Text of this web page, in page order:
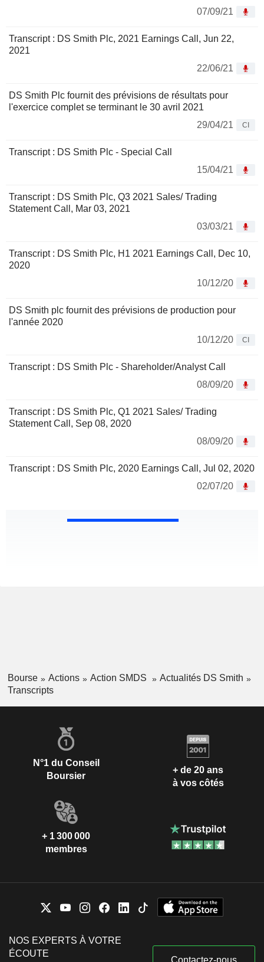
07/09/21
Transcript : DS Smith Plc, 2021 Earnings Call, Jun 22,
2021
22/06/21
DS Smith Plc fournit des prévisions de résultats pour
l'exercice complet se terminant le 30 avril 2021
29/04/21
CI
Transcript : DS Smith Plc - Special Call
15/04/21
Transcript : DS Smith Plc, Q3 2021 Sales/ Trading
Statement Call, Mar 03, 2021
03/03/21
Transcript : DS Smith Plc, H1 2021 Earnings Call, Dec 10,
2020
10/12/20
DS Smith plc fournit des prévisions de production pour
l'année 2020
10/12/20
CI
Transcript : DS Smith Plc - Shareholder/Analyst Call
08/09/20
Transcript : DS Smith Plc, Q1 2021 Sales/ Trading
Statement Call, Sep 08, 2020
08/09/20
Transcript : DS Smith Plc, 2020 Earnings Call, Jul 02, 2020
02/07/20
Bourse Actions Action SMDS
Actualités DS Smith
Transcripts
N°1 du Conseil
Boursier
+ de 20 ans
à vos côtés
+ 1 300 000
membres
NOS EXPERTS À VOTRE
ÉCOUTE
Contactez-nous